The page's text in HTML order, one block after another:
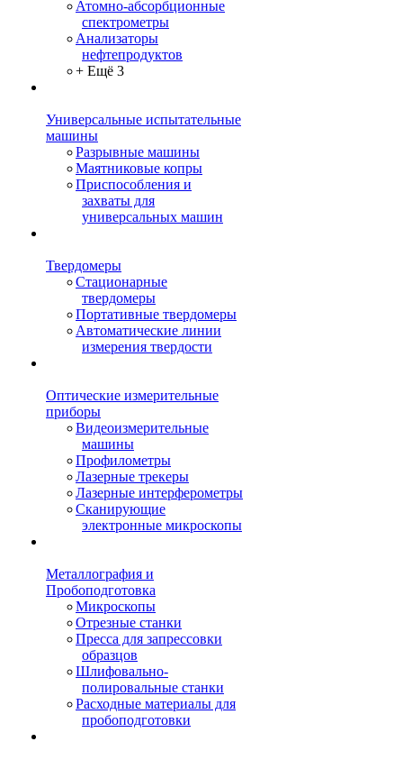
Атомно-абсорбционные
спектрометры
Анализаторы
нефтепродуктов
+ Ещё 3
Универсальные испытательные
машины
Разрывные машины
Маятниковые копры
Приспособления и
захваты для
универсальных машин
Твердомеры
Стационарные
твердомеры
Портативные твердомеры
Автоматические линии
измерения твердости
Оптические измерительные
приборы
Видеоизмерительные
машины
Профилометры
Лазерные трекеры
Лазерные интерферометры
Сканирующие
электронные микроскопы
Металлография и
Пробоподготовка
Микроскопы
Отрезные станки
Пресса для запрессовки
образцов
Шлифовально-
полировальные станки
Расходные материалы для
пробоподготовки